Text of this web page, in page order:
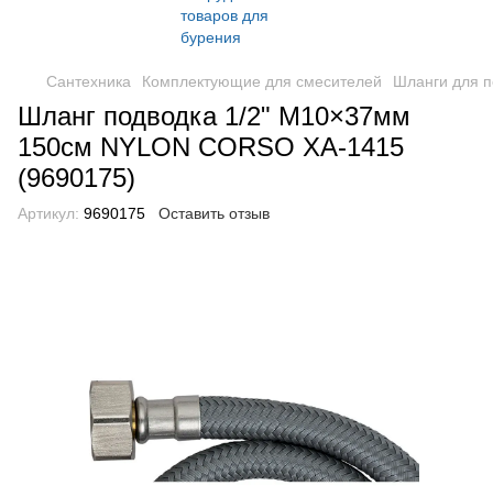
Сантехника Комплектующие для смесителей Шланги для
Шланг подводка 1/2" М10×37мм
150см NYLON CORSO XA-1415
(9690175)
Артикул: 9690175 Оставить отзыв